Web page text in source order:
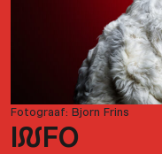
Fotograaf: Bjorn Frins
INFO